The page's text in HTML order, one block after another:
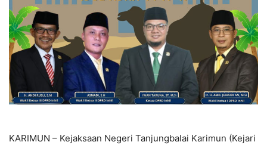
KARIMUN – Kejaksaan Negeri Tanjungbalai Karimun (Kejari